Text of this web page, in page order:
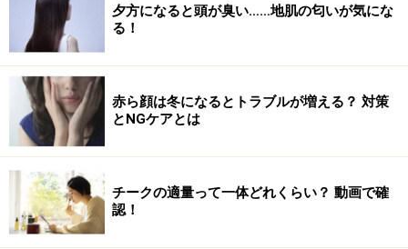
夕方になると頭が臭い……地肌の匂いが気にな
る！
赤ら顔は冬になるとトラブルが増える？ 対策
とNGケアとは
チークの適量って一体どれくらい？ 動画で確
認！